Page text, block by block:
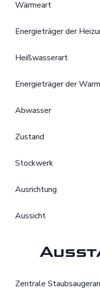
Wärmeart
Energieträger der
Heißwasserart
Energieträger der
Abwasser
Zustand
Stockwerk
Ausrichtung
Aussicht
Zentrale